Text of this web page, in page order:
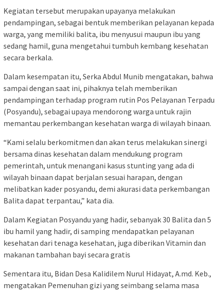
Kegiatan tersebut merupakan upayanya melakukan
pendampingan, sebagai bentuk memberikan pelayanan kepada
warga, yang memiliki balita, ibu menyusui maupun ibu yang
sedang hamil, guna mengetahui tumbuh kembang kesehatan
secara berkala.
Dalam kesempatan itu, Serka Abdul Munib mengatakan, bahwa
sampai dengan saat ini, pihaknya telah memberikan
pendampingan terhadap program rutin Pos Pelayanan Terpadu
(Posyandu), sebagai upaya mendorong warga untuk rajin
memantau perkembangan kesehatan warga di wilayah binaan.
“Kami selalu berkomitmen dan akan terus melakukan sinergi
bersama dinas kesehatan dalam mendukung program
pemerintah, untuk menangani kasus stunting yang ada di
wilayah binaan dapat berjalan sesuai harapan, dengan
melibatkan kader posyandu, demi akurasi data perkembangan
Balita dapat terpantau,” kata dia.
Dalam Kegiatan Posyandu yang hadir, sebanyak 30 Balita dan 5
ibu hamil yang hadir, di samping mendapatkan pelayanan
kesehatan dari tenaga kesehatan, juga diberikan Vitamin dan
makanan tambahan bayi secara gratis
Sementara itu, Bidan Desa Kalidilem Nurul Hidayat, A.md. Keb.,
mengatakan Pemenuhan gizi yang seimbang selama masa